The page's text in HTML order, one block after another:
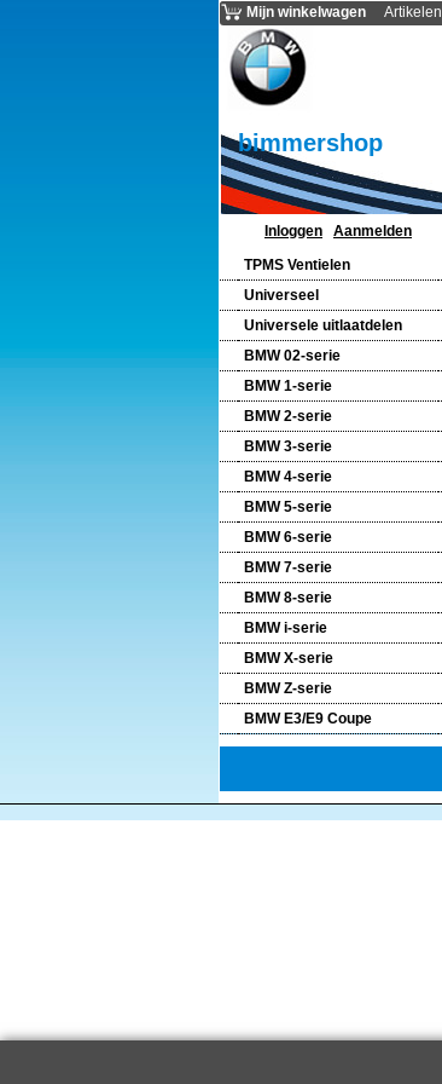
bimmershop
Mijn winkelwagen Artikelen
Inloggen
Aanmelden
TPMS Ventielen
Universeel
Universele uitlaatdelen
BMW 02-serie
BMW 1-serie
BMW 2-serie
BMW 3-serie
BMW 4-serie
BMW 5-serie
BMW 6-serie
BMW 7-serie
BMW 8-serie
BMW i-serie
BMW X-serie
BMW Z-serie
BMW E3/E9 Coupe